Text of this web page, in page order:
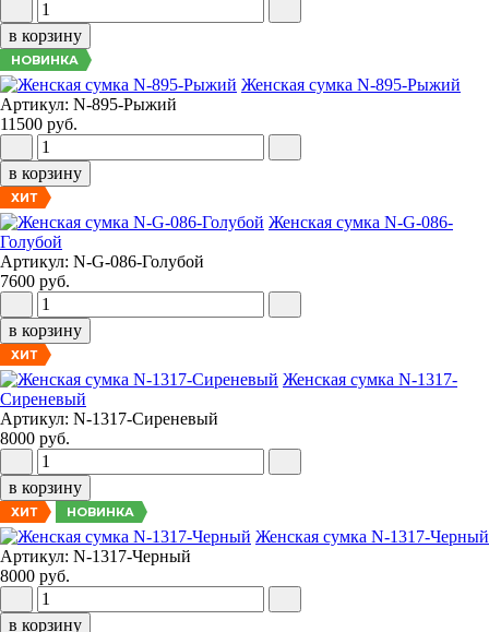
в корзину
НОВИНКА
Женская сумка N-895-Рыжий
Артикул: N-895-Рыжий
11500 руб.
в корзину
ХИТ
Женская сумка N-G-086-
Голубой
Артикул: N-G-086-Голубой
7600 руб.
в корзину
ХИТ
Женская сумка N-1317-
Сиреневый
Артикул: N-1317-Сиреневый
8000 руб.
в корзину
ХИТ НОВИНКА
Женская сумка N-1317-Черный
Артикул: N-1317-Черный
8000 руб.
в корзину